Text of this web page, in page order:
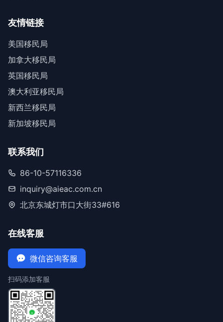
友情链接
美国移民局
加拿大移民局
英国移民局
澳大利亚移民局
新西兰移民局
新加坡移民局
联系我们
86-10-57116336
inquiry@aieac.com.cn
北京东城灯市口大街33#616
在线客服
微信咨询客服
扫码添加客服